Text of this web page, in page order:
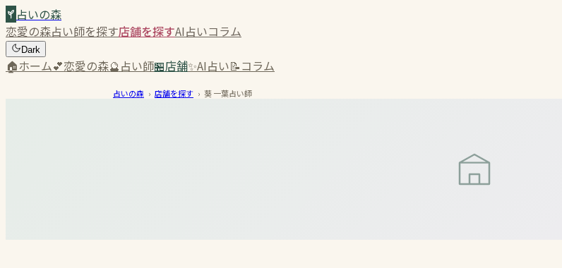
占いの森
恋愛の森占い師を探す店舗を探すAI占いコラム
Dark
🏠ホーム💕恋愛の森🔮占い師🏪店舗✨AI占い📝コラム
占いの森 › 店舗を探す › 葵 一葉占い師